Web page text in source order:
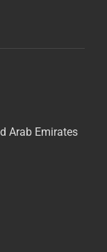
Arab Emirates